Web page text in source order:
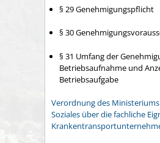
§ 29 Genehmigungspflicht
§ 30
§ 31 Umfang der
Betriebsaufnahme und
Betriebsaufgabe
Verordnung des
Soziales über die fachliche